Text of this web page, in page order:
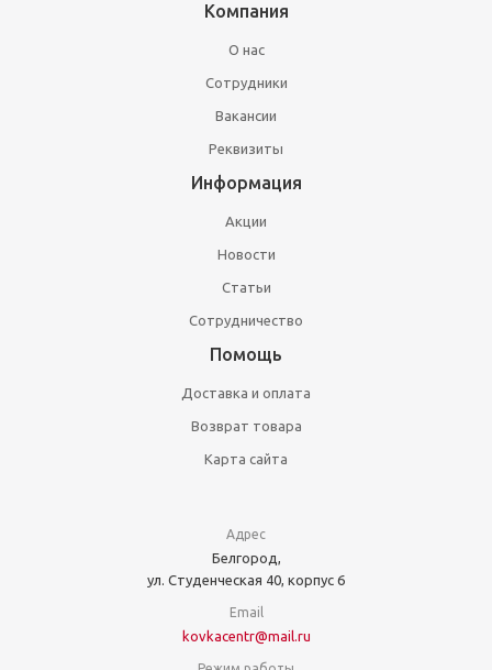
Компания
О нас
Сотрудники
Вакансии
Реквизиты
Информация
Акции
Новости
Статьи
Сотрудничество
Помощь
Доставка и оплата
Возврат товара
Карта сайта
Адрес
Белгород,
ул. Студенческая 40, корпус 6
Email
kovkacentr@mail.ru